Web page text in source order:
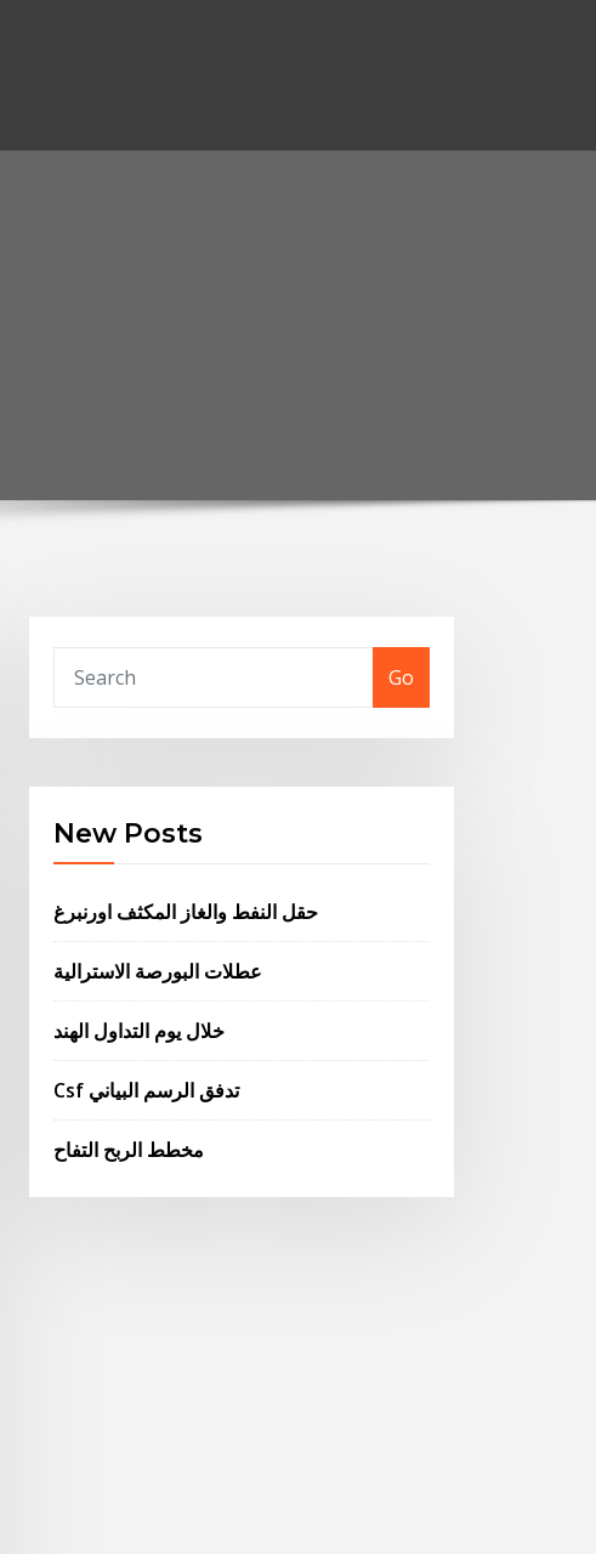
Go
New Posts
حقل النفط والغاز المكثف اورنبرغ
عطلات البورصة الاسترالية
خلال يوم التداول الهند
Csf تدفق الرسم البياني
مخطط الربح التفاح